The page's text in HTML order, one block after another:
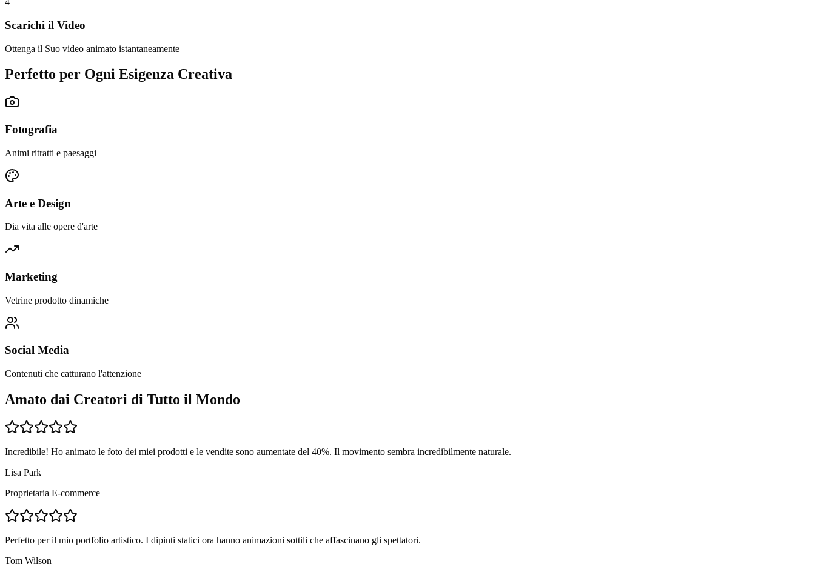
Scarichi il Video
Ottenga il Suo video animato istantaneamente
Perfetto per Ogni Esigenza Creativa
Fotografia
Animi ritratti e paesaggi
Arte e Design
Dia vita alle opere d'arte
Marketing
Vetrine prodotto dinamiche
Social Media
Contenuti che catturano l'attenzione
Amato dai Creatori di Tutto il Mondo
Incredibile! Ho animato le foto dei miei prodotti e le vendite sono aumentate del 40%. Il movimento sembra incredibilmente naturale.
Lisa Park
Proprietaria E-commerce
Perfetto per il mio portfolio artistico. I dipinti statici ora hanno animazioni sottili che affascinano gli spettatori.
Tom Wilson